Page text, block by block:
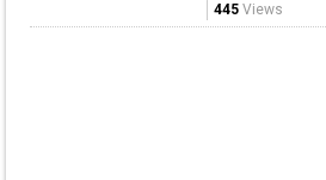
445Views